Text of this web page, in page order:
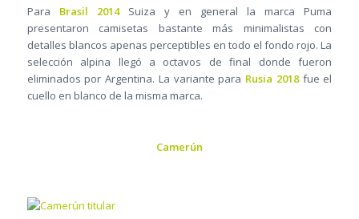
Para Brasil 2014Suiza y en general la marca Puma
presentaron camisetas bastante más minimalistas con
detalles blancos apenas perceptibles en todo el fondo rojo. La
selección alpina llegó a octavos de final donde fueron
eliminados por Argentina. La variante para Rusia 2018fue el
cuello en blanco de la misma marca.
Camerún